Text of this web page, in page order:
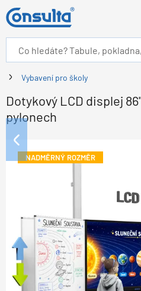
Vybavení pro školy
Dotykový LCD displej
pylonech
NADMĚRNÝ ROZMĚR